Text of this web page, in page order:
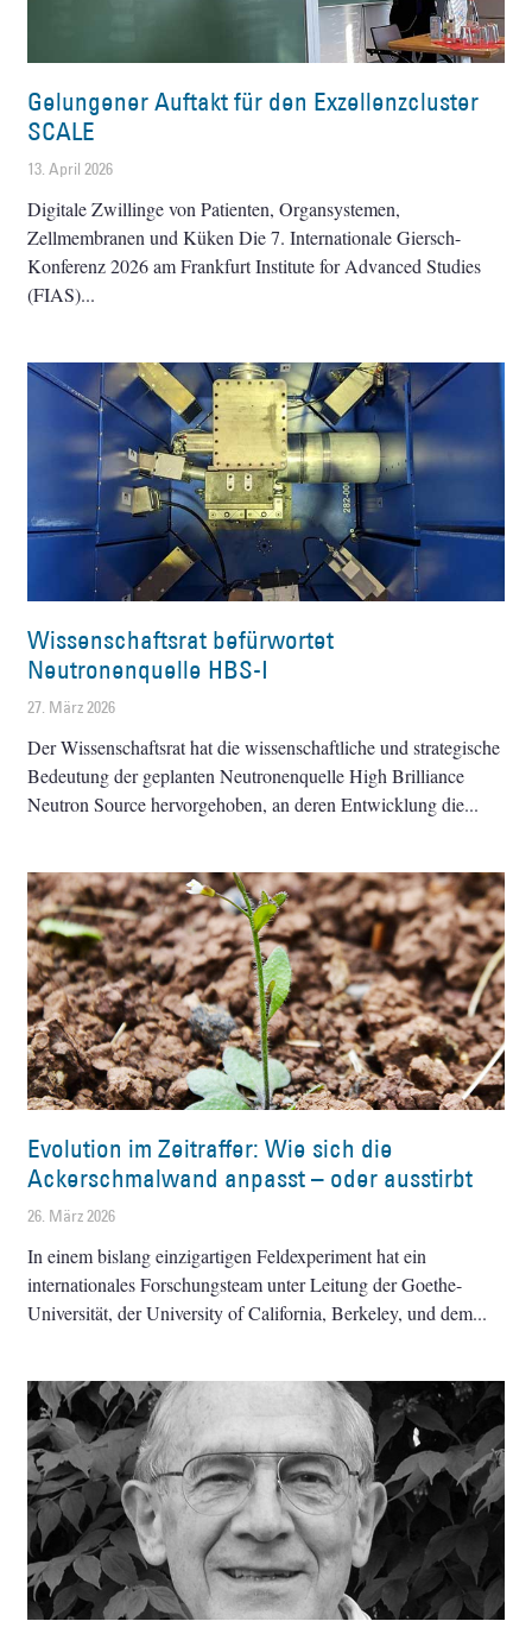
Gelungener Auftakt für den Exzellenzcluster
SCALE
13. April 2026
Digitale Zwillinge von Patienten, Organsystemen,
Zellmembranen und Küken Die 7. Internationale Giersch-
Konferenz 2026 am Frankfurt Institute for Advanced Studies
(FIAS)
Wissenschaftsrat befürwortet
Neutronenquelle HBS-I
27. März 2026
Der Wissenschaftsrat hat die wissenschaftliche und strategische
Bedeutung der geplanten Neutronenquelle High Brilliance
Neutron Source hervorgehoben, an deren Entwicklung die
Evolution im Zeitraffer: Wie sich die
Ackerschmalwand anpasst – oder ausstirbt
26. März 2026
In einem bislang einzigartigen Feldexperiment hat ein
internationales Forschungsteam unter Leitung der Goethe-
Universität, der University of California, Berkeley, und dem